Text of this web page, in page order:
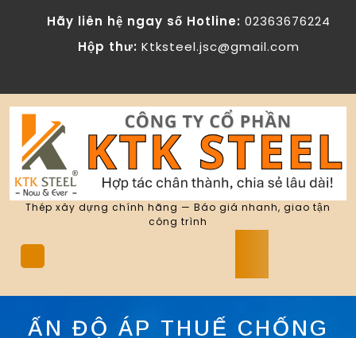
Hãy liên hệ ngay số Hotline: 02363676224
Hộp thư: Ktksteel.jsc@gmail.com
Thép xây dựng chính hãng — Báo giá nhanh, giao tận
công trình
Button
ẤN ĐỘ ÁP THUẾ CHỐNG